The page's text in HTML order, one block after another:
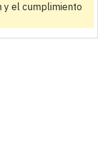
y el cumplimiento